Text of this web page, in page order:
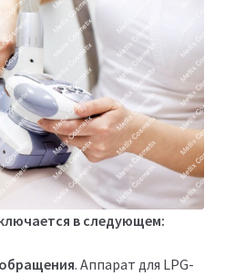
в следующем:
. Аппарат для LPG-